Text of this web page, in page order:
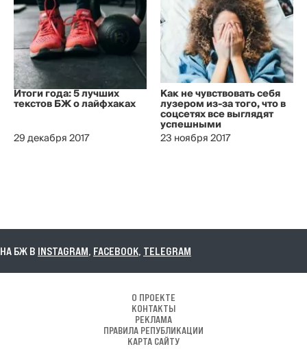
Итоги года: 5 лучших
текстов БЖ о лайфхаках
29 декабря 2017
Как не чувствовать себя
лузером из-за того, что в
соцсетях все выглядят
успешными
23 ноября 2017
ВINSTAGRAM,FACEBOOK,TELEGRAM
О ПРОЕКТЕ
КОНТАКТЫ
РЕКЛАМА
ПРАВИЛА РЕПУБЛИКАЦИИ
КАРТА САЙТУ